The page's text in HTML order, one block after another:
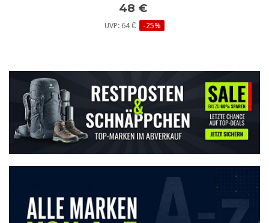
48 €
UVP: 64 € -25%